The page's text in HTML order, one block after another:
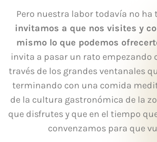
Pero nuestra labor todavía no ha
invitamos a que nos visites y
mismo lo que podemos
invita a pasar un rato empezando
través de los grandes ventanales
terminando con una comida
de la cultura gastronómica de la
que disfrutes y que en el tiempo
convenzamos para que